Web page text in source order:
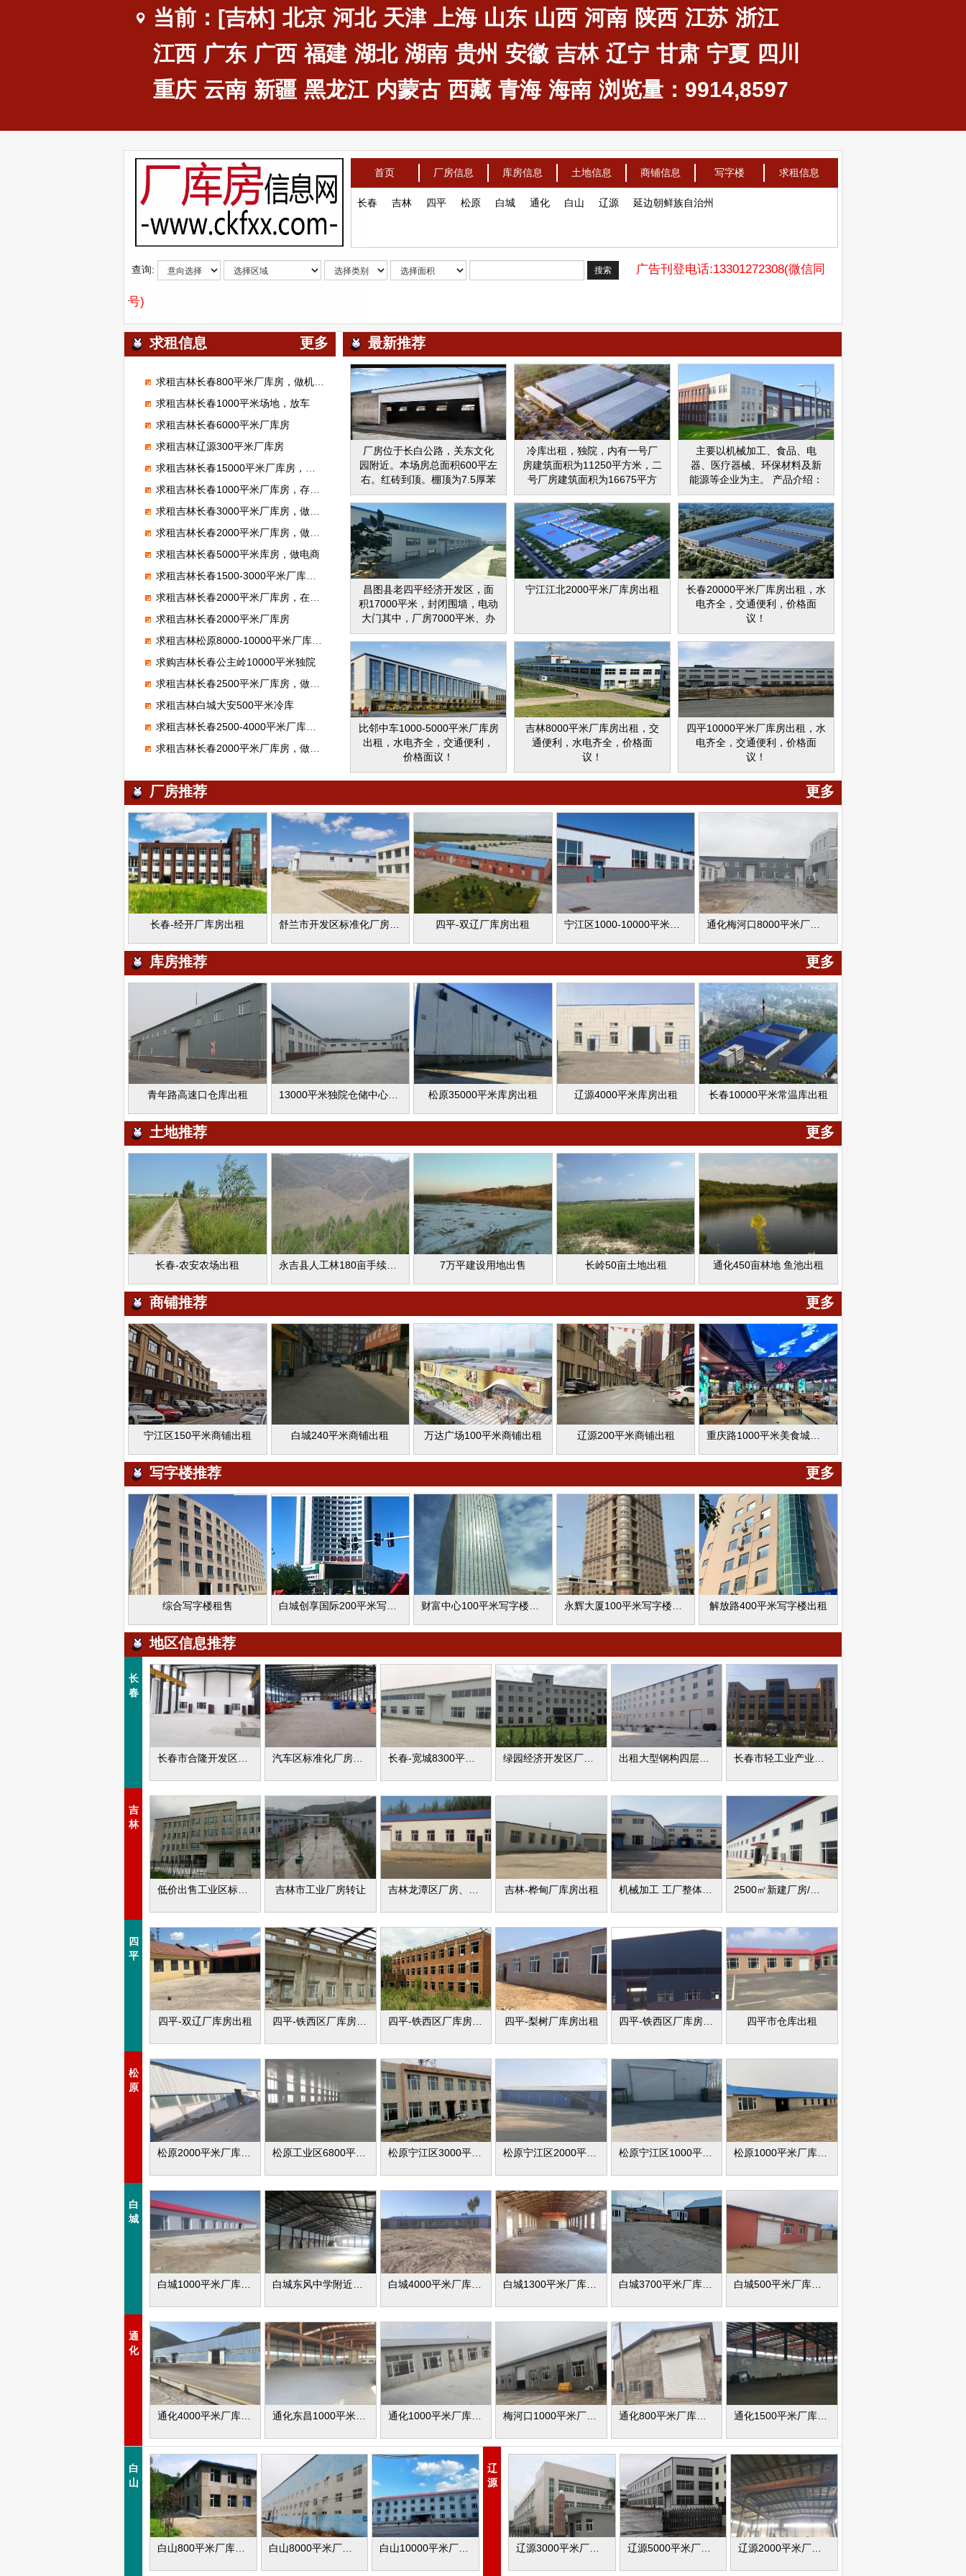
当前：[吉林] 北京 河北 天津 上海 山东 山西 河南 陕西 江苏 浙江
江西 广东 广西 福建 湖北 湖南 贵州 安徽 吉林 辽宁 甘肃 宁夏 四川
重庆 云南 新疆 黑龙江 内蒙古 西藏 青海 海南 浏览量：9914,8597
首页 厂房信息 库房信息 土地信息 商铺信息 写字楼 求租信息
长春 吉林 四平 松原 白城 通化 白山 辽源 延边朝鲜族自治州
查询: 搜索 广告刊登电话:13301272308(微信同
号)
求租信息 更多
求租吉林长春800平米厂库房，做机械加工
求租吉林长春1000平米场地，放车
求租吉林长春6000平米厂库房
求租吉林辽源300平米厂库房
求租吉林长春15000平米厂库房，做装配
求租吉林长春1000平米厂库房，存放电池
求租吉林长春3000平米厂库房，做运动馆
求租吉林长春2000平米厂库房，做物流仓储
求租吉林长春5000平米库房，做电商
求租吉林长春1500-3000平米厂库房，做门窗
求租吉林长春2000平米厂库房，在再生资源
求租吉林长春2000平米厂库房
求租吉林松原8000-10000平米厂库房，做汽车座椅
求购吉林长春公主岭10000平米独院
求租吉林长春2500平米厂库房，做仓储
求租吉林白城大安500平米冷库
求租吉林长春2500-4000平米厂库房，生产齿轮
求租吉林长春2000平米厂库房，做体育馆
最新推荐
厂房位于长白公路，关东文化
园附近。本场房总面积600平左
右。红砖到顶。棚顶为7.5厚苯
板，地面为商业混凝土有三相
电。没有供暖设施。大门宽四
米高三米五。可进出小型货车
厢货。周围配套设施有14 0公
交车，通往春城大街和平大
路，西安大路。。同时配有网
吧，浴池，诊所，小吃。欢迎
实地参观考察。
冷库出租，独院，内有一号厂
房建筑面积为11250平方米，二
号厂房建筑面积为16675平方
米，三号厂房建筑面积为3250
平方米，四号厂房建筑面积为
16350平方米，充电间建筑面积
为280平方米，4S店建筑面积为
6207平方米，雨棚建筑面积
16806平方米。通水、电、暖
气、网络、电话、监控系统。
厂区内道路围绕四栋厂房而
米地面。可整体租用或分租、
合作，适合物流、配送中心、
生产加工、4S店、体育建身中
心、教育培训机构、婚庆典礼
品牌店，车代理合作销售等，
具体事项面议。
主要以机械加工、食品、电
器、医疗器械、环保材料及新
能源等企业为主。 产品介绍：
已建成厂房分别为多层厂房、
单层厂房等产品，厂房车间举
架6米−9.4米，局部办公区3.9
米、4.2米和4.5米不等，面积区
间为1000−4000㎡不等。 正在
建设的临近尚德大街产品，面
积2000−3000㎡左右的，车间
举架为两层（层高均为6米）单
侧办三层办公区；
昌图县老四平经济开发区，面
积17000平米，封闭围墙，电动
大门其中，厂房7000平米、办
公楼1000平米，装修完毕，地
热供暖，办公桌椅等设施齐
备，保障安全厂房内有动力电
源，10吨天吊两部，院内场地
宽敞
宁江江北2000平米厂库房出租
长春20000平米厂库房出租，水
电齐全，交通便利，价格面
议！
比邻中车1000-5000平米厂库房
出租，水电齐全，交通便利，
价格面议！
吉林8000平米厂库房出租，交
通便利，水电齐全，价格面
议！
四平10000平米厂库房出租，水
电齐全，交通便利，价格面
议！
厂房推荐 更多
长春-经开厂库房出租 舒兰市开发区标准化厂房租售 四平-双辽厂库房出租 宁江区1000-10000平米厂库房出租
库房推荐 更多
青年路高速口仓库出租 13000平米独院仓储中心出租 松原35000平米库房出租 辽源4000平米库房出租 长春10000平米常温库出租
土地推荐 更多
长春-农安农场出租 永吉县人工林180亩手续齐全出售 7万平建设用地出售 长岭50亩土地出租 通化450亩林地 鱼池出租
商铺推荐 更多
宁江区150平米商铺出租 白城240平米商铺出租 万达广场100平米商铺出租 辽源200平米商铺出租
写字楼推荐 更多
综合写字楼租售 永辉大厦100平米写字楼出租 解放路400平米写字楼出租
地区信息推荐
长
春
长春-宽城8300平厂房出租 出租大型钢构四层厂房
吉
林
吉林市工业厂房转让 吉林-桦甸厂库房出租 机械加工 工厂整体出售
四
平
四平-双辽厂库房出租 四平-铁西区厂库房出租 四平-梨树厂库房出租 四平-铁西区厂库房出租 四平市仓库出租
松
原
松原宁江区3000平米厂库房出租 松原宁江区1000平米厂库房出租
白
城
白城4000平米厂库房出租 白城3700平米厂库房出租
通
化
通化1000平米厂库房出租 通化800平米厂库房出租
白
山
白山8000平米厂库房出租
辽
源
辽源5000平米厂库房出租